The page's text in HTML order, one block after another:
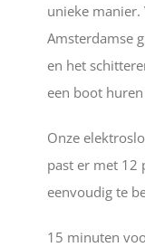
unieke
Amsterdamse
en het
een boot
Onze
past er met 12
eenvoudig te
15 minuten